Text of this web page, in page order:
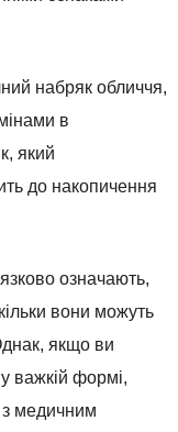
набряк обличчя,
в
який
до накопичення
означають,
вони можуть
якщо ви
важкій формі,
з медичним